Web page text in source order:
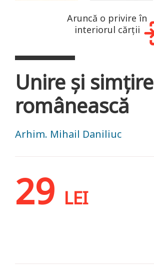
Aruncă o privire în
interiorul cărții
Unire și simțire
românească
Arhim. Mihail Daniliuc
29 LEI